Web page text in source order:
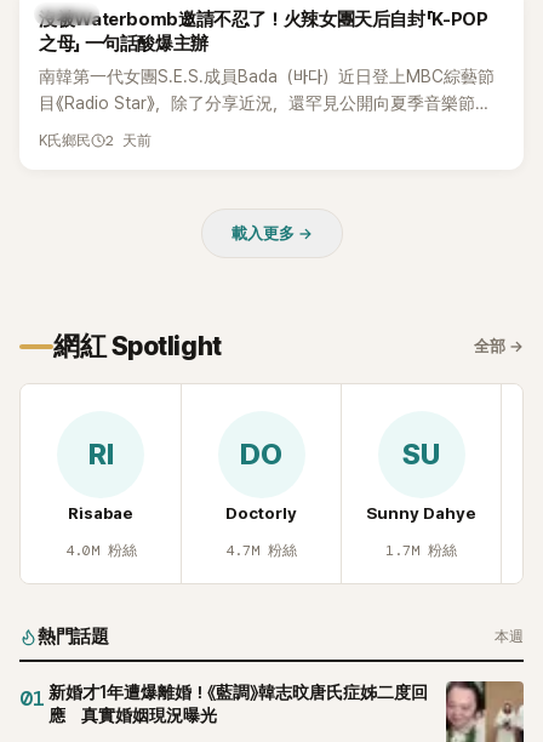
延燒到過去的爭議。李瑞鎮脫口補刀：「妳以前不是還在游泳池
開過記者會？」直接點名她當年的風波。李智惠聽了忍不住笑
說：「哥怎麼連這個都知道？」李瑞鎮則回嘴：「那時候新聞鬧那
麼大，不知道才奇怪吧。」一來一往，氣氛反而更加輕鬆。 談到
當年情況，李智惠終於鬆口坦言，當時確實被質疑動過隆胸手
術。她回憶：「拍了比基尼照片之後，就開始被說是不是去隆乳
了。」為了澄清誤會，她只好親自站出來說清楚。 李智惠進一步
想，既然一直說我有做，那我乾脆把腋下給大家看，證明我根
機前，面對媒體擺出各種姿勢，畫面至今仍被網友津津樂道。
這段為平息爭議、直接公開腋下畫面自證清白的往事再度被提
起，節目現場立刻充滿驚呼聲與笑聲，也再次讓人見識到她面
比基尼照」，再次重提這段至今仍被粉絲視為黑歷史代表作的事
員身分出道，該團在 2000 年代初期紅極一時，由李智惠、徐
智英兩位女成員，以及張錫炫、Chris Kim 兩位男成員組成。不
體解散後，李智惠轉型 solo，靠著綜藝與歌唱實力持續活躍演
藝圈。據悉，她當年能加入 S#arp，也與 李尚敏 的賞識有關。
感情方面，李智惠於 2017 年與圈外男友結婚，婚後育有兩個
女兒，一家四口生活幸福美滿。如今除了持續活躍於綜藝節
目，她經營的 YouTube 頻道也即將突破百萬訂閱，近年內容深
K-POP
沒被Waterbomb邀請不忍了！火辣女團天后自封「K-POP
之母」 一句話酸爆主辦
南韓第一代女團S.E.S.成員Bada（바다）近日登上MBC綜藝節
目《Radio Star》，除了分享近況，還罕見公開向夏季音樂節
Waterbomb喊話，笑稱自己至今從未受邀演出，更幽默表示：
K氏鄉民 2 天前
載入更多 →
網紅 Spotlight 全部 →
RI
Risabae
4.0M 粉絲
DO
Doctorly
4.7M 粉絲
SU
Sunny Dahye
1.7M 粉絲
熱門話題 本週
01 新婚才1年遭爆離婚！《藍調》韓志旼唐氏症姊二度回
應 真實婚姻現況曝光